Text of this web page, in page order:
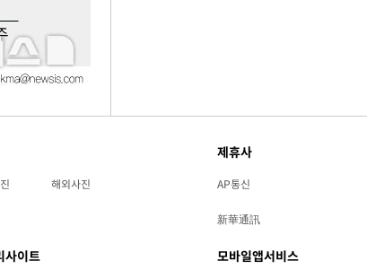
해외사진
사이트
제휴사
AP통신
新華通訊
모바일앱서비스